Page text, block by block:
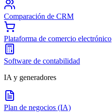
Comparación de CRM
Plataforma de comercio electrónico
Software de contabilidad
IA y generadores
Plan de negocios (IA)